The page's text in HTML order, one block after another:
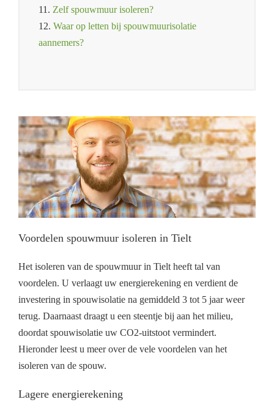
11. Zelf spouwmuur isoleren?
12. Waar op letten bij spouwmuurisolatie
aannemers?
Voordelen spouwmuur isoleren in Tielt
Het isoleren van de spouwmuur in Tielt heeft tal van
voordelen. U verlaagt uw energierekening en verdient de
investering in spouwisolatie na gemiddeld 3 tot 5 jaar weer
terug. Daarnaast draagt u een steentje bij aan het milieu,
doordat spouwisolatie uw CO2-uitstoot vermindert.
Hieronder leest u meer over de vele voordelen van het
isoleren van de spouw.
Lagere energierekening